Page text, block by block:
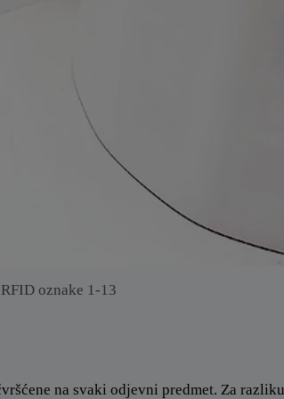
oznake 1-13
na svaki odjevni predmet. Za